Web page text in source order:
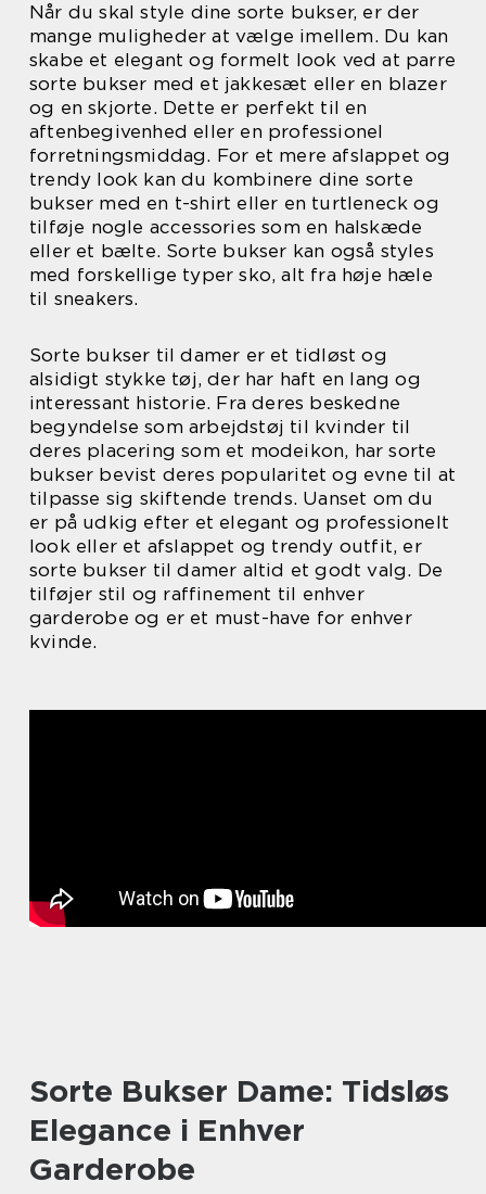
Når du skal style dine sorte bukser, er der
mange muligheder at vælge imellem. Du kan
skabe et elegant og formelt look ved at parre
sorte bukser med et jakkesæt eller en blazer
og en skjorte. Dette er perfekt til en
aftenbegivenhed eller en professionel
forretningsmiddag. For et mere afslappet og
trendy look kan du kombinere dine sorte
bukser med en t-shirt eller en turtleneck og
tilføje nogle accessories som en halskæde
eller et bælte. Sorte bukser kan også styles
med forskellige typer sko, alt fra høje hæle
til sneakers.
Sorte bukser til damer er et tidløst og
alsidigt stykke tøj, der har haft en lang og
interessant historie. Fra deres beskedne
begyndelse som arbejdstøj til kvinder til
deres placering som et modeikon, har sorte
bukser bevist deres popularitet og evne til at
tilpasse sig skiftende trends. Uanset om du
er på udkig efter et elegant og professionelt
look eller et afslappet og trendy outfit, er
sorte bukser til damer altid et godt valg. De
tilføjer stil og raffinement til enhver
garderobe og er et must-have for enhver
kvinde.
Sorte Bukser Dame: Tidsløs
Elegance i Enhver
Garderobe